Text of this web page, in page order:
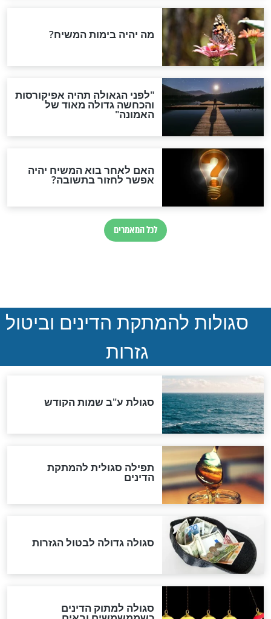
שנכנסים לחדר
והפרקים
כבר דורות
סגולה לכאב ראש
חדשות יהדות
ההסכם החשאי של טראמפ
סימני שאלה
שורדת השואה שחוגגת 100:
"מודה לקב"ה על כל השנים"
"נביא בעיר": מכירת המחלה
לגוי והוספת השם חזקיהו
לרפואת הרב דב הכהן קוק
לכל המאמרים
אחרית הימים